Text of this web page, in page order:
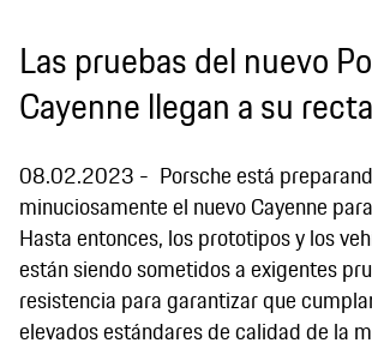
Las pruebas del nuevo
Cayenne llegan a su
08.02.2023
Porsche está
minuciosamente el nuevo Cayenne
Hasta entonces, los prototipos y los
están siendo sometidos a exigentes
resistencia para garantizar que
elevados estándares de calidad de la